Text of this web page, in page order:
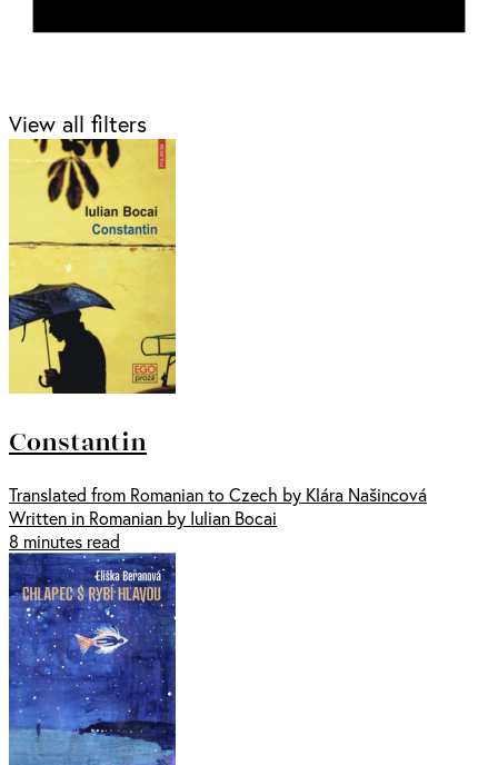
View all filters
Constantin
Translated from Romanian to Czech by Klára Našincová
Written in Romanian by Iulian Bocai
8 minutes read